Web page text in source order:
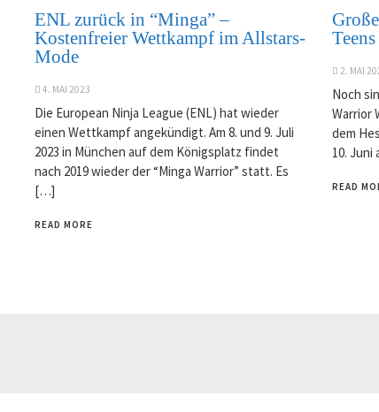
ENL zurück in “Minga” –
Kostenfreier Wettkampf im Allstars-
Mode
4. MAI 2023
Die European Ninja League (ENL) hat wieder
einen Wettkampf angekündigt. Am 8. und 9. Juli
2023 in München auf dem Königsplatz findet
nach 2019 wieder der “Minga Warrior” statt. Es
[…]
READ MORE
2. MAI
Noch
Warrior
dem
10.
READ